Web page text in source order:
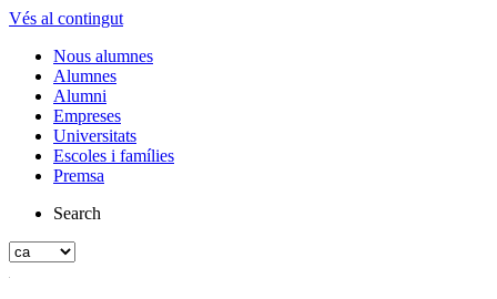
Vés al contingut
Nous alumnes
Alumnes
Alumni
Empreses
Universitats
Escoles i famílies
Premsa
Search